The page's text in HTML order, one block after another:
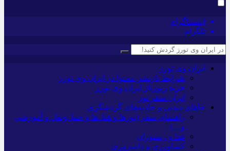
اینستاگرام
تلگرام
ایران وی تورز
شرایط بازنشر محتوا در ایران وی تورز
خرید رپورتاژ ایران وی تورز
ایران سفر تور
جاهای دیدنی و جاذبه‌های گردشگری
راهنمای سفر (تورها و هتل‌ها و حمل‌و‌نقل و آموزشی
و…)
غذا و رستوران
کشاورزی و دامپروری